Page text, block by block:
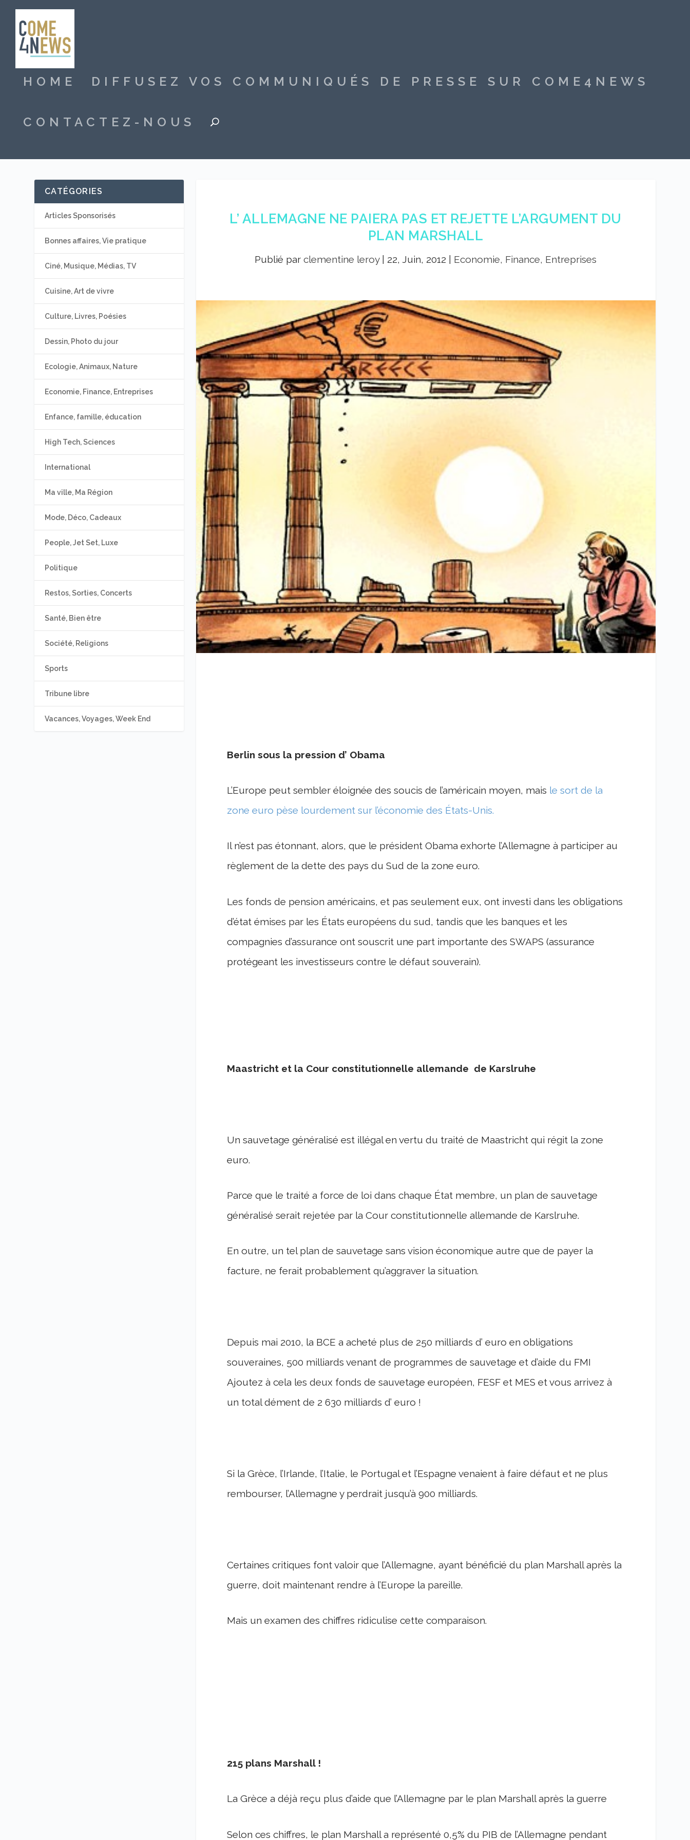
HOME DIFFUSEZ VOS COMMUNIQUÉS DE PRESSE SUR COME4NEWS
CONTACTEZ-NOUS
L’ ALLEMAGNE NE PAIERA PAS ET REJETTE L’ARGUMENT DU
PLAN MARSHALL
Publié parclementine leroy| 22, Juin, 2012 Economie, Finance, Entreprises
Berlin sous la pression d’ Obama
L’Europe peut sembler éloignée des soucis de l’américain moyen, mais le sort de la
zone euro pèse lourdement sur l’économie des États-Unis.
Il n’est pas étonnant, alors, que le président Obama exhorte l’Allemagne à participer au
règlement de la dette des pays du Sud de la zone euro.
Les fonds de pension américains, et pas seulement eux, ont investi dans les obligations
d’état émises par les États européens du sud, tandis que les banques et les
compagnies d’assurance ont souscrit une part importante des SWAPS (assurance
protégeant les investisseurs contre le défaut souverain).
Maastricht et la Cour constitutionnelle allemande de Karslruhe
Un sauvetage généralisé est illégal en vertu du traité de Maastricht qui régit la zone
euro.
Parce que le traité a force de loi dans chaque État membre, un plan de sauvetage
généralisé serait rejetée par la Cour constitutionnelle allemande de Karslruhe.
En outre, un tel plan de sauvetage sans vision économique autre que de payer la
facture, ne ferait probablement qu’aggraver la situation.
Depuis mai 2010, la BCE a acheté plus de 250 milliards d’ euro en obligations
souveraines, 500 milliards venant de programmes de sauvetage et d’aide du FMI
Ajoutez à cela les deux fonds de sauvetage européen, FESF et MES et vous arrivez à
un total dément de 2 630 milliards d’ euro !
Si la Grèce, l’Irlande, l’Italie, le Portugal et l’Espagne venaient à faire défaut et ne plus
rembourser, l’Allemagne y perdrait jusqu’à 900 milliards.
Certaines critiques font valoir que l’Allemagne, ayant bénéficié du plan Marshall après la
guerre, doit maintenant rendre à l’Europe la pareille.
Mais un examen des chiffres ridiculise cette comparaison.
215 plans Marshall !
La Grèce a déjà reçu plus d’aide que l’Allemagne par le plan Marshall après la guerre
Selon ces chiffres, le plan Marshall a représenté 0,5% du PIB de l’Allemagne pendant
CATÉGORIES
Articles Sponsorisés
Bonnes affaires, Vie pratique
Ciné, Musique, Médias, TV
Cuisine, Art de vivre
Culture, Livres, Poésies
Dessin, Photo du jour
Ecologie, Animaux, Nature
Economie, Finance, Entreprises
Enfance, famille, éducation
High Tech, Sciences
International
Ma ville, Ma Région
Mode, Déco, Cadeaux
People, Jet Set, Luxe
Politique
Restos, Sorties, Concerts
Santé, Bien être
Société, Religions
Sports
Tribune libre
Vacances, Voyages, Week End